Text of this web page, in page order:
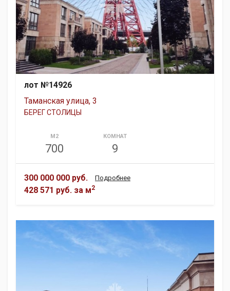
лот №14926
Таманская улица, 3
БЕРЕГ СТОЛИЦЫ
М2
700
КОМНАТ
9
300 000 000 руб.
428 571 руб. за м2
Подробнее